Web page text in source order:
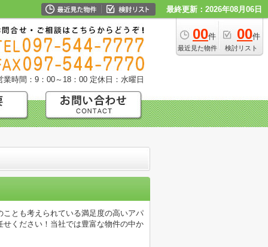
最終更新：2026年08月06日
00件
最近見た物件
00件
検討リスト
業時間：9：00～18：00 定休日：水曜日
とも考えられている満足度の高いアパ
ください！当社では豊富な物件の中か